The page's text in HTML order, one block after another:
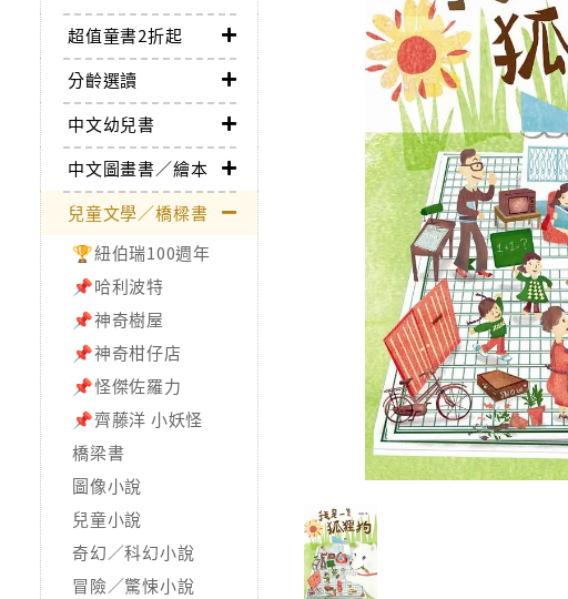
超值童書2折起
分齡選讀
中文幼兒書
中文圖畫書／繪本
兒童文學／橋樑書
🏆紐伯瑞100週年
📌哈利波特
📌神奇樹屋
📌神奇柑仔店
📌怪傑佐羅力
📌齊藤洋 小妖怪
橋梁書
圖像小說
兒童小說
奇幻／科幻小說
冒險／驚悚小說